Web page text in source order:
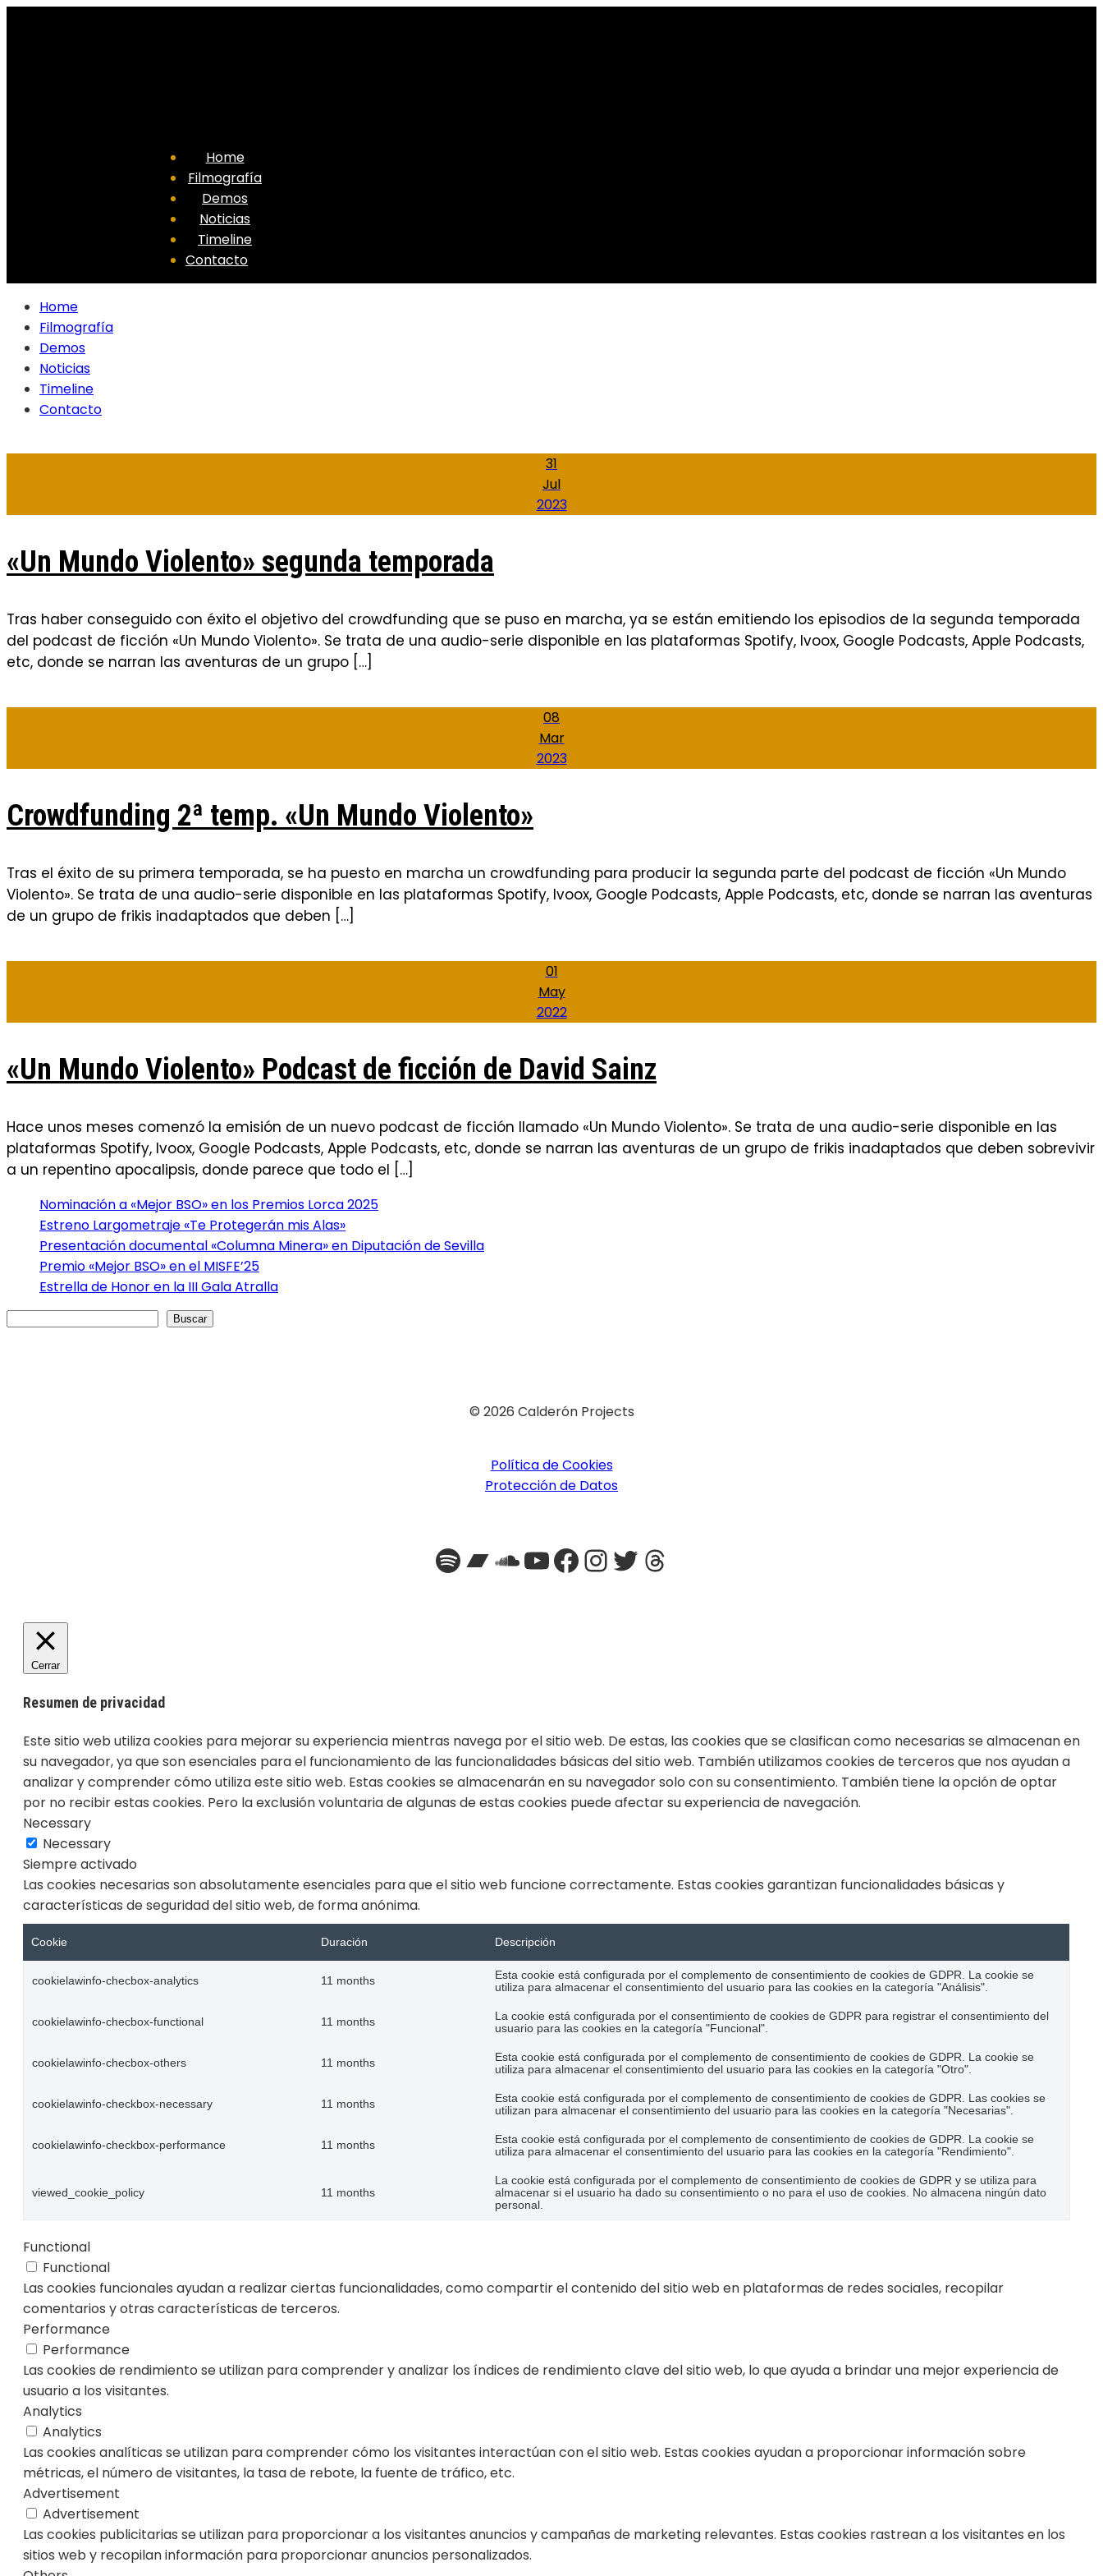
Home
Filmografía
Demos
Noticias
Timeline
Contacto
Home
Filmografía
Demos
Noticias
Timeline
Contacto
31
Jul
2023
«Un Mundo Violento» segunda temporada
Tras haber conseguido con éxito el objetivo del crowdfunding que se puso en marcha, ya se están emitiendo los episodios de la segunda temporada
del podcast de ficción «Un Mundo Violento». Se trata de una audio-serie disponible en las plataformas Spotify, Ivoox, Google Podcasts, Apple Podcasts,
etc, donde se narran las aventuras de un grupo […]
08
Mar
2023
Crowdfunding 2ª temp. «Un Mundo Violento»
Tras el éxito de su primera temporada, se ha puesto en marcha un crowdfunding para producir la segunda parte del podcast de ficción «Un Mundo
Violento». Se trata de una audio-serie disponible en las plataformas Spotify, Ivoox, Google Podcasts, Apple Podcasts, etc, donde se narran las aventuras
de un grupo de frikis inadaptados que deben […]
01
May
2022
«Un Mundo Violento» Podcast de ficción de David Sainz
Hace unos meses comenzó la emisión de un nuevo podcast de ficción llamado «Un Mundo Violento». Se trata de una audio-serie disponible en las
plataformas Spotify, Ivoox, Google Podcasts, Apple Podcasts, etc, donde se narran las aventuras de un grupo de frikis inadaptados que deben sobrevivir
a un repentino apocalipsis, donde parece que todo el […]
Nominación a «Mejor BSO» en los Premios Lorca 2025
Estreno Largometraje «Te Protegerán mis Alas»
Presentación documental «Columna Minera» en Diputación de Sevilla
Premio «Mejor BSO» en el MISFE’25
Estrella de Honor en la III Gala Atralla
Buscar
© 2026 Calderón Projects
Política de Cookies
Protección de Datos
Spotify
Bandcamp
SoundCloud
YouTube
Facebook
Instagram
Twitter
Threads
Cerrar
Resumen de privacidad
Este sitio web utiliza cookies para mejorar su experiencia mientras navega por el sitio web. De estas, las cookies que se clasifican como necesarias se almacenan en
su navegador, ya que son esenciales para el funcionamiento de las funcionalidades básicas del sitio web. También utilizamos cookies de terceros que nos ayudan a
analizar y comprender cómo utiliza este sitio web. Estas cookies se almacenarán en su navegador solo con su consentimiento. También tiene la opción de optar
por no recibir estas cookies. Pero la exclusión voluntaria de algunas de estas cookies puede afectar su experiencia de navegación.
Necessary
Necessary
Siempre activado
Las cookies necesarias son absolutamente esenciales para que el sitio web funcione correctamente. Estas cookies garantizan funcionalidades básicas y
características de seguridad del sitio web, de forma anónima.
Cookie Duración Descripción
cookielawinfo-checbox-analytics 11 months
Esta cookie está configurada por el complemento de consentimiento de cookies de GDPR. La cookie se
utiliza para almacenar el consentimiento del usuario para las cookies en la categoría "Análisis".
cookielawinfo-checbox-functional 11 months
La cookie está configurada por el consentimiento de cookies de GDPR para registrar el consentimiento del
usuario para las cookies en la categoría "Funcional".
cookielawinfo-checbox-others 11 months
Esta cookie está configurada por el complemento de consentimiento de cookies de GDPR. La cookie se
utiliza para almacenar el consentimiento del usuario para las cookies en la categoría "Otro".
cookielawinfo-checkbox-necessary 11 months
Esta cookie está configurada por el complemento de consentimiento de cookies de GDPR. Las cookies se
utilizan para almacenar el consentimiento del usuario para las cookies en la categoría "Necesarias".
cookielawinfo-checkbox-performance 11 months
Esta cookie está configurada por el complemento de consentimiento de cookies de GDPR. La cookie se
utiliza para almacenar el consentimiento del usuario para las cookies en la categoría "Rendimiento".
viewed_cookie_policy 11 months
La cookie está configurada por el complemento de consentimiento de cookies de GDPR y se utiliza para
almacenar si el usuario ha dado su consentimiento o no para el uso de cookies. No almacena ningún dato
personal.
Functional
Functional
Las cookies funcionales ayudan a realizar ciertas funcionalidades, como compartir el contenido del sitio web en plataformas de redes sociales, recopilar
comentarios y otras características de terceros.
Performance
Performance
Las cookies de rendimiento se utilizan para comprender y analizar los índices de rendimiento clave del sitio web, lo que ayuda a brindar una mejor experiencia de
usuario a los visitantes.
Analytics
Analytics
Las cookies analíticas se utilizan para comprender cómo los visitantes interactúan con el sitio web. Estas cookies ayudan a proporcionar información sobre
métricas, el número de visitantes, la tasa de rebote, la fuente de tráfico, etc.
Advertisement
Advertisement
Las cookies publicitarias se utilizan para proporcionar a los visitantes anuncios y campañas de marketing relevantes. Estas cookies rastrean a los visitantes en los
sitios web y recopilan información para proporcionar anuncios personalizados.